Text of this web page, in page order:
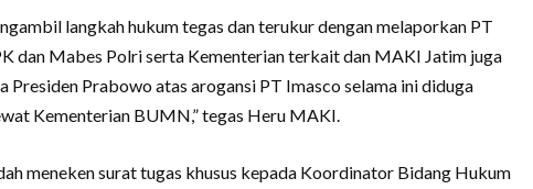
langkah hukum tegas dan terukur dengan melaporkan PT
dan Mabes Polri serta Kementerian terkait dan MAKI Jatim juga
Presiden Prabowo atas arogansi PT Imasco selama ini diduga
Kementerian BUMN,” tegas Heru MAKI.
meneken surat tugas khusus kepada Koordinator Bidang Hukum